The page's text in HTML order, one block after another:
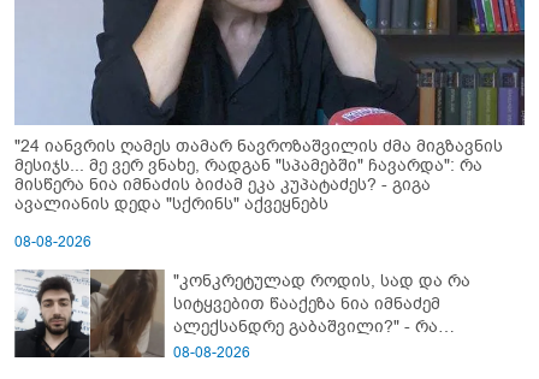
"24 იანვრის ღამეს თამარ ნავროზაშვილის ძმა მიგზავნის
მესიჯს... მე ვერ ვნახე, რადგან "სპამებში" ჩავარდა": რა
მისწერა ნია იმნაძის ბიძამ ეკა კუპატაძეს? - გიგა
ავალიანის დედა "სქრინს" აქვეყნებს
08-08-2026
"კონკრეტულად როდის, სად და რა
სიტყვებით წააქეზა ნია იმნაძემ
ალექსანდრე გაბაშვილი?" - რა
მიმართვას ავრცელებს ნია იმნაძის
08-08-2026